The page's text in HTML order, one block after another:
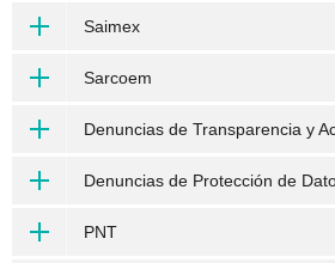
Saimex
Sarcoem
Denuncias de Transparencia y
Denuncias de Protección de
PNT